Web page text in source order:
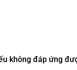
không đáp ứng